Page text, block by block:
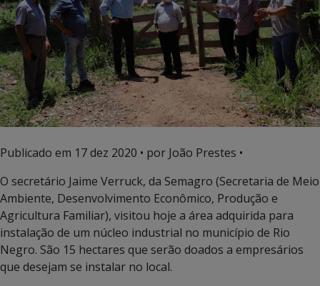
Publicado em 17 dez 2020 • por João Prestes •
O secretário Jaime Verruck, da Semagro (Secretaria de Meio
Ambiente, Desenvolvimento Econômico, Produção e
Agricultura Familiar), visitou hoje a área adquirida para
instalação de um núcleo industrial no município de Rio
Negro. São 15 hectares que serão doados a empresários
que desejam se instalar no local.